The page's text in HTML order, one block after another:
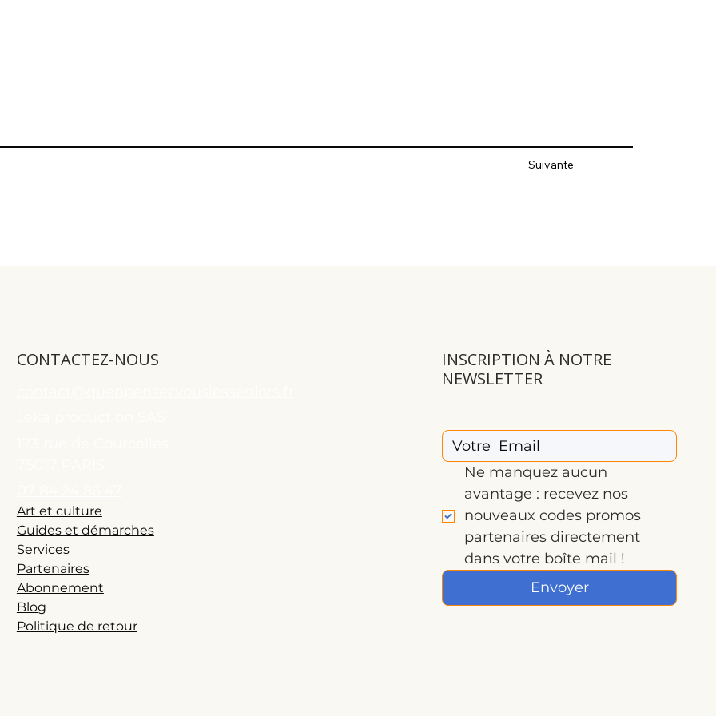
Suivante
CONTACTEZ-NOUS
Art et culture
Guides et démarches
Services
Partenaires
Abonnement
Blog
Politique de retour
INSCRIPTION À NOTRE
NEWSLETTER
Ne manquez aucun
avantage : recevez nos
nouveaux codes promos
partenaires directement
dans votre boîte mail !
Envoyer